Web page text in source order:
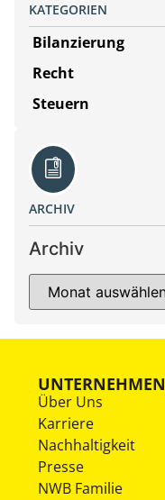
KATEGORIEN
Bilanzierung
Recht
Steuern
ARCHIV
Archiv
UNTERNEHMEN
Über Uns
Karriere
Nachhaltigkeit
Presse
NWB Familie